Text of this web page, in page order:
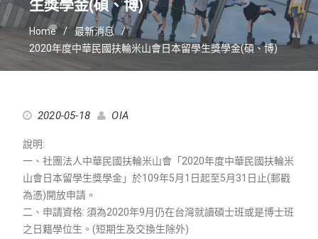
生獎學金(碩、博)
Home
最新消息
2020年度中華民國扶輪米山會日本留學生獎學金(碩、博)
2020-05-18 OIA
說明:
一、社團法人中華民國扶輪米山會「2020年度中華民國扶輪米
山會日本留學生獎學金」於109年5月1日起至5月31日止(郵戳
為憑)開放申請。
二、申請資格: 須為2020年9月仍在台灣就讀碩士班或是博士班
之日籍學位生。(短期生及交換生除外)